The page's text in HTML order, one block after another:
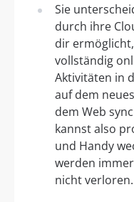
Sie
durch ihre
dir
vollständig
Aktivitäten in
auf dem
dem Web
kannst also
und Handy
werden
nicht verloren.